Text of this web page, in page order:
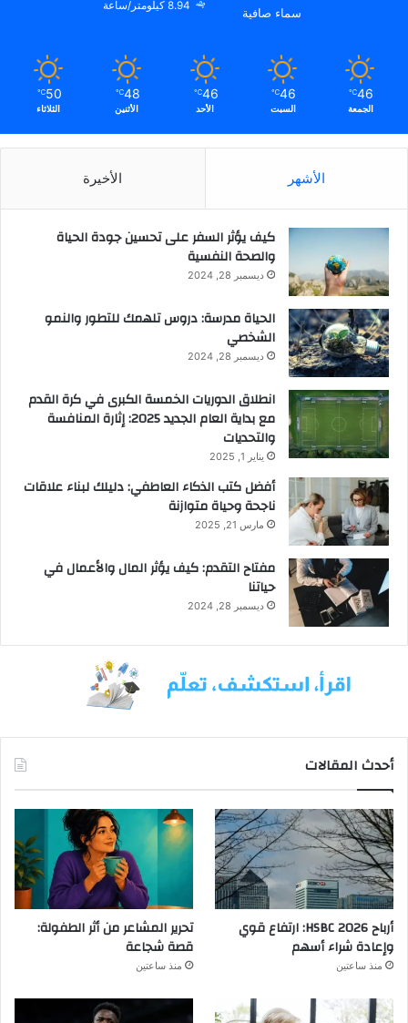
سماء صافية
8.94 كيلومتر/ساعة
46
℃
الجمعة
46
℃
السبت
46
℃
الأحد
48
℃
الأثنين
50
℃
الثلاثاء
الأشهر الأخيرة
كيف يؤثر السفر على تحسين جودة الحياة
والصحة النفسية
ديسمبر 28, 2024
الحياة مدرسة: دروس تلهمك للتطور والنمو
الشخصي
ديسمبر 28, 2024
انطلاق الدوريات الخمسة الكبرى في كرة القدم
مع بداية العام الجديد 2025: إثارة المنافسة
والتحديات
يناير 1, 2025
أفضل كتب الذكاء العاطفي: دليلك لبناء علاقات
ناجحة وحياة متوازنة
مارس 21, 2025
مفتاح التقدم: كيف يؤثر المال والأعمال في
حياتنا
ديسمبر 28, 2024
أحدث المقالات
أرباح HSBC 2026: ارتفاع قوي
وإعادة شراء أسهم
منذ ساعتين
تحرير المشاعر من أثر الطفولة:
قصة شجاعة
منذ ساعتين